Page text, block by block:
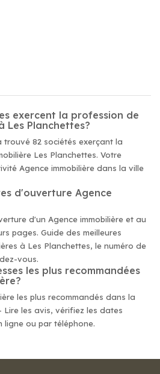
exercent la profession de
Les Planchettes?
trouvé 82 sociétés exerçant la
Les Planchettes. Votre
Agence immobilière dans la ville
d'ouverture Agence
d'un Agence immobilière et au
pages. Guide des meilleures
à Les Planchettes, le numéro de
vous.
les plus recommandées
les plus recommandés dans la
les avis, vérifiez les dates
ligne ou par téléphone.